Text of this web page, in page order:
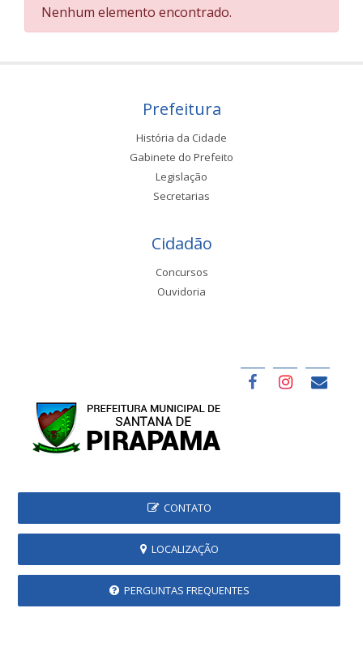
Nenhum elemento encontrado.
Prefeitura
História da Cidade
Gabinete do Prefeito
Legislação
Secretarias
Cidadão
Concursos
Ouvidoria
CONTATO
LOCALIZAÇÃO
PERGUNTAS FREQUENTES